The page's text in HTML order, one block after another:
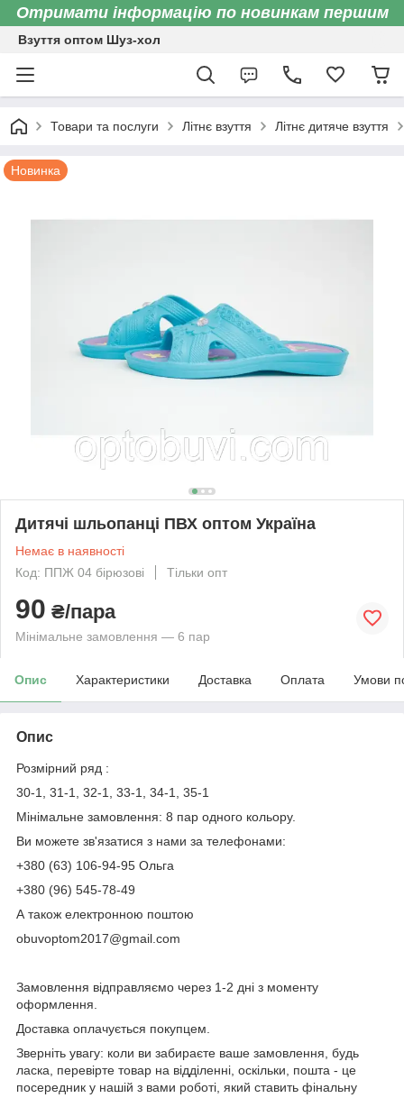
Отримати інформацію по новинкам першим
Взуття оптом Шуз-хол
Товари та послуги Літнє взуття Літнє дитяче взуття
Новинка
Дитячі шльопанці ПВХ оптом Україна
Немає в наявності
Код: ППЖ 04 бірюзові
Тільки опт
90 ₴/пара
Мінімальне замовлення — 6 пар
Опис Характеристики Доставка Оплата Умови
Опис
Розмірний ряд :
30-1, 31-1, 32-1, 33-1, 34-1, 35-1
Мінімальне замовлення: 8 пар одного кольору.
Ви можете зв'язатися з нами за телефонами:
+380 (63) 106-94-95 Ольга
+380 (96) 545-78-49
А також електронною поштою
obuvoptom2017@gmail.com
Замовлення відправляємо через 1-2 дні з моменту
оформлення.
Доставка оплачується покупцем.
Зверніть увагу: коли ви забираєте ваше замовлення, будь
ласка, перевірте товар на відділенні, оскільки, пошта - це
посередник у нашій з вами роботі, який ставить фінальну